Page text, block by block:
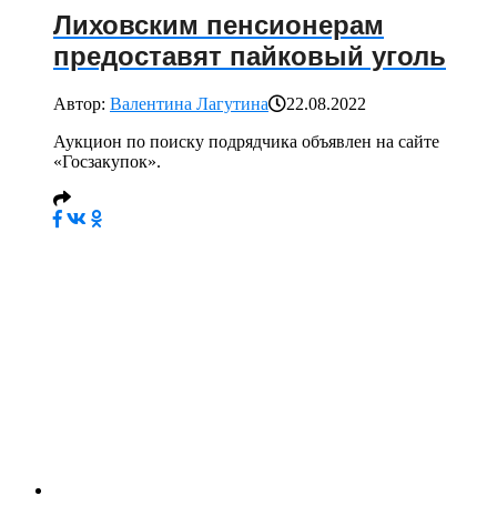
Лиховским пенсионерам
предоставят пайковый уголь
Автор: Валентина Лагутина
22.08.2022
Аукцион по поиску подрядчика объявлен на сайте
«Госзакупок».